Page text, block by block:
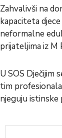
Zahvalivši na
kapaciteta
neformalne
prijateljima iz M
U SOS Dječijim
tim
njeguju istinske